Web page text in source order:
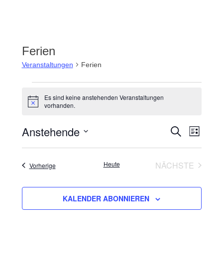
Ferien
Veranstaltungen Ferien
Veranstaltungen
Hinweis
Es sind keine anstehenden Veranstaltungen
vorhanden.
SUCHE
LISTE
Anstehende
VorherigeVeranstaltungen Heute
NÄCHSTE
KALENDER ABONNIEREN